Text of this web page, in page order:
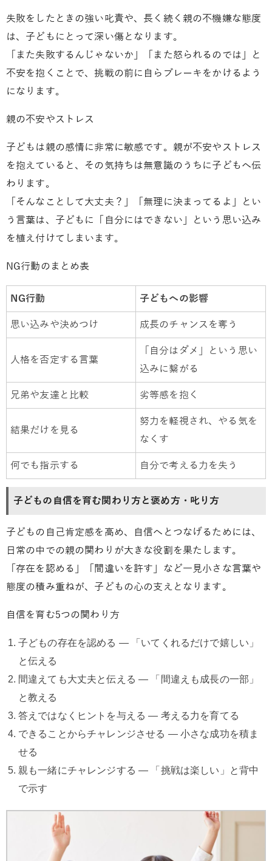
失敗をしたときの強い叱責や、長く続く親の不機嫌な態度
は、子どもにとって深い傷となります。
「また失敗するんじゃないか」「また怒られるのでは」と
不安を抱くことで、挑戦の前に自らブレーキをかけるよう
になります。
親の不安やストレス
子どもは親の感情に非常に敏感です。親が不安やストレス
を抱えていると、その気持ちは無意識のうちに子どもへ伝
わります。
「そんなことして大丈夫？」「無理に決まってるよ」とい
う言葉は、子どもに「自分にはできない」という思い込み
を植え付けてしまいます。
NG行動のまとめ表
NG行動 子どもへの影響
思い込みや決めつけ 成長のチャンスを奪う
人格を否定する言葉
「自分はダメ」という思い
込みに繋がる
兄弟や友達と比較 劣等感を抱く
結果だけを見る
努力を軽視され、やる気を
なくす
何でも指示する 自分で考える力を失う
子どもの自信を育む関わり方と褒め方・叱り方
子どもの自己肯定感を高め、自信へとつなげるためには、
日常の中での親の関わりが大きな役割を果たします。
「存在を認める」「間違いを許す」など一見小さな言葉や
態度の積み重ねが、子どもの心の支えとなります。
自信を育む5つの関わり方
子どもの存在を認める ― 「いてくれるだけで嬉しい」
と伝える
間違えても大丈夫と伝える ― 「間違えも成長の一部」
と教える
答えではなくヒントを与える ― 考える力を育てる
できることからチャレンジさせる ― 小さな成功を積ま
せる
親も一緒にチャレンジする ― 「挑戦は楽しい」と背中
で示す